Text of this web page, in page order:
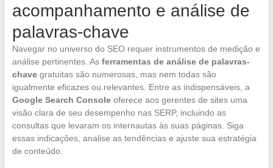
acompanhamento e análise de
palavras-chave
Navegar no universo do SEO requer instrumentos de medição e
análise pertinentes. As ferramentas de análise de palavras-
chavegratuitas são numerosas, mas nem todas são
igualmente eficazes ou relevantes. Entre as indispensáveis, a
Google Search Consoleoferece aos gerentes de sites uma
visão clara de seu desempenho nas SERP, incluindo as
consultas que levaram os internautas às suas páginas. Siga
essas indicações, analise as tendências e ajuste sua estratégia
de conteúdo.